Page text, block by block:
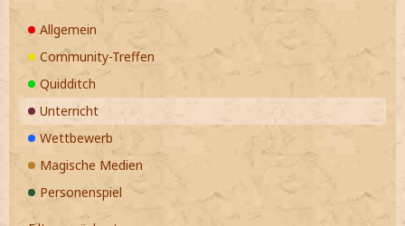
Allgemein
Community-Treffen
Quidditch
Unterricht
Wettbewerb
Magische Medien
Personenspiel